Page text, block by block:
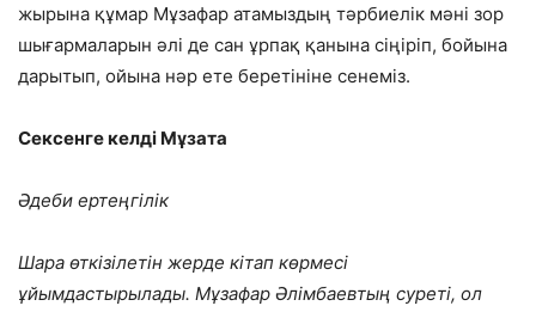
жырына құмар Мұзафар атамыздың тәрбиелік мәні зор
шығармаларын әлі де сан ұрпақ қанына сіңіріп, бойына
дарытып, ойына нәр ете беретініне сенеміз.
Сексенге келді Мұзата
Әдеби ертеңгілік
Шара өткізілетін жерде кітап көрмесі
ұйымдастырылады. Мұзафар Әлімбаевтың суреті, ол